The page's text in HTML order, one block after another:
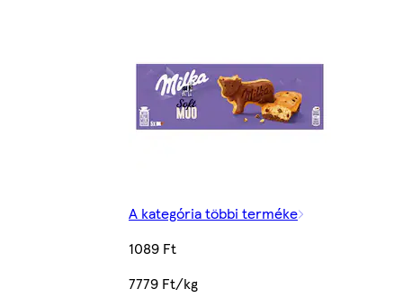
A kategória többi terméke
1089 Ft
7779 Ft/kg